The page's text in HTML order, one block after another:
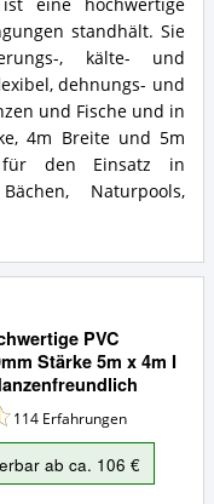
standhält. Sie
, kälte- und
dehnungs- und
und Fische und in
4m Breite und 5m
den Einsatz in
Naturpools,
PVC
Stärke 5m x 4m I
114 Erfahrungen
ab ca. 106 €